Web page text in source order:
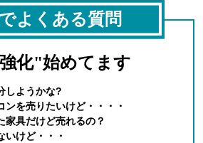
よくある質問
化"始めてます
しようかな?
を売りたいけど・・・・
具だけど売れるの？
けど・・・